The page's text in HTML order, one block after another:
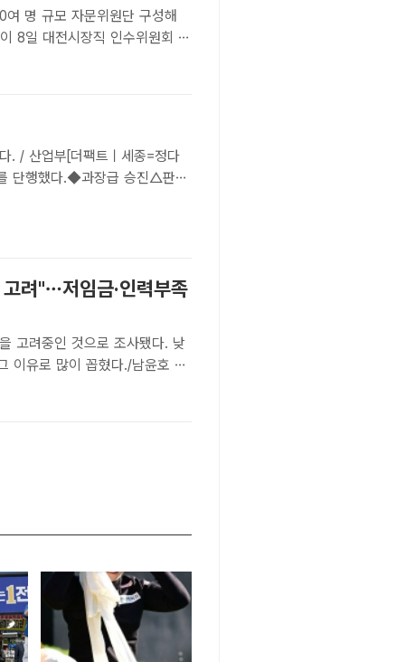
명 규모 자문위원단 구성해
공식 출범한다. 왼쪽부터 박
. / 산업부[더팩트ㅣ세종=정다
단행했다.◆과장급 승진△판정
장 윤종성◆과장급 전보△자원
려"…저임금·인력부족
고려중인 것으로 조사됐다. 낮
이유로 많이 꼽혔다./남윤호 기
4명은 이직을 고려하고 있는